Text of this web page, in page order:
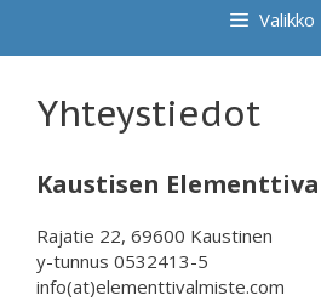
Valikko
Yhteystiedot
Kaustisen
Rajatie 22, 69600 Kaustinen
y-tunnus 0532413-5
info(at)elementtivalmiste.com